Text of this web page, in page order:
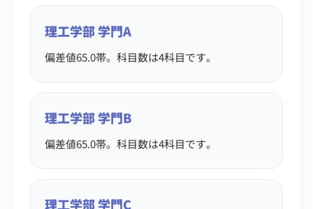
理工学部 学門A
偏差値65.0帯。科目数は4科目です。
理工学部 学門B
偏差値65.0帯。科目数は4科目です。
理工学部 学門C